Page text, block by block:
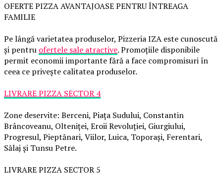
OFERTE PIZZA AVANTAJOASE PENTRU ÎNTREAGA
FAMILIE
Pe lângă varietatea produselor, Pizzeria IZA este cunoscută
și pentru ofertele sale atractive. Promoțiile disponibile
permit economii importante fără a face compromisuri în
ceea ce privește calitatea produselor.
LIVRARE PIZZA SECTOR 4
Zone deservite: Berceni, Piața Sudului, Constantin
Brâncoveanu, Olteniței, Eroii Revoluției, Giurgiului,
Progresul, Pieptănari, Viilor, Luica, Toporași, Ferentari,
Sălaj și Tunsu Petre.
LIVRARE PIZZA SECTOR 5